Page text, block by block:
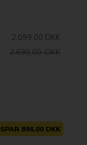
2.099,00 DKK
2.690,00 DKK
SPAR 896,00 DKK